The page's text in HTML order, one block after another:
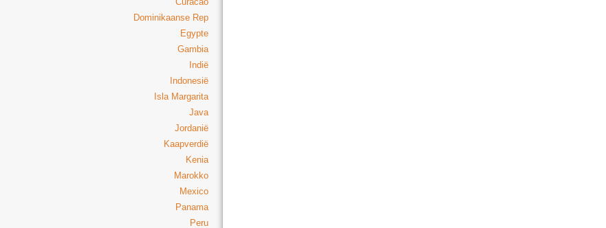
Dominikaanse Rep
Egypte
Gambia
Indië
Indonesië
Isla Margarita
Java
Jordanië
Kaapverdië
Kenia
Marokko
Mexico
Panama
Peru